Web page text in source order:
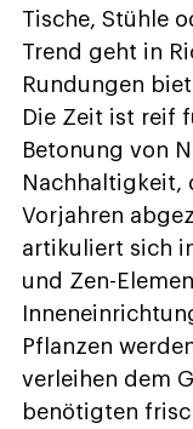
Tische, Stühle
Trend geht in
Rundungen
Die Zeit ist reif
Betonung von
Nachhaltigkeit,
Vorjahren
artikuliert sich
und Zen-
Pflanzen
verleihen dem
benötigten